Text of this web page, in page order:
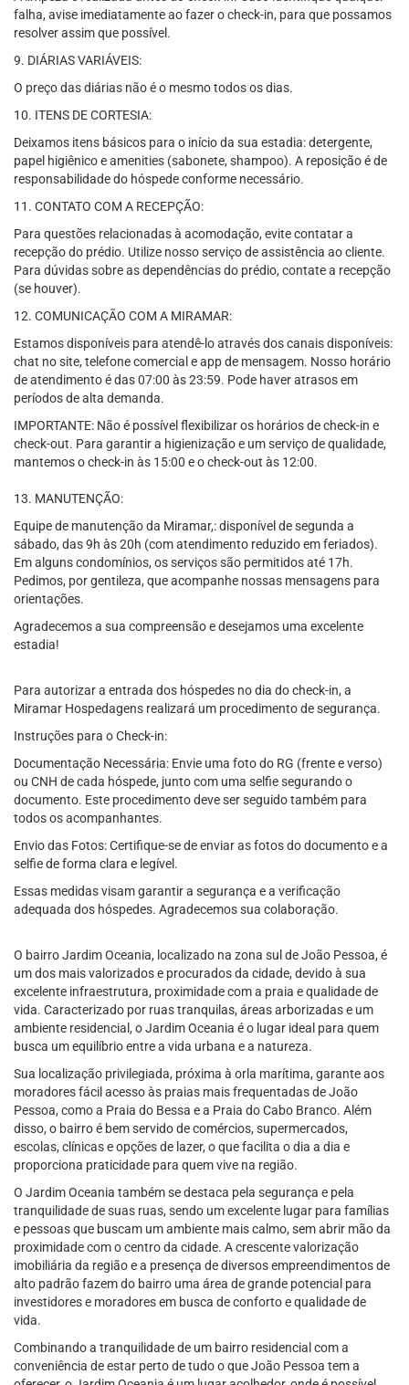
falha, avise imediatamente ao fazer o check-in, para que possamos
resolver assim que possível.
9. DIÁRIAS VARIÁVEIS:
O preço das diárias não é o mesmo todos os dias.
10. ITENS DE CORTESIA:
Deixamos itens básicos para o início da sua estadia: detergente,
papel higiênico e amenities (sabonete, shampoo). A reposição é de
responsabilidade do hóspede conforme necessário.
11. CONTATO COM A RECEPÇÃO:
Para questões relacionadas à acomodação, evite contatar a
recepção do prédio. Utilize nosso serviço de assistência ao cliente.
Para dúvidas sobre as dependências do prédio, contate a recepção
(se houver).
12. COMUNICAÇÃO COM A MIRAMAR:
Estamos disponíveis para atendê-lo através dos canais disponíveis:
chat no site, telefone comercial e app de mensagem. Nosso horário
de atendimento é das 07:00 às 23:59. Pode haver atrasos em
períodos de alta demanda.
IMPORTANTE: Não é possível flexibilizar os horários de check-in e
check-out. Para garantir a higienização e um serviço de qualidade,
mantemos o check-in às 15:00 e o check-out às 12:00.
13. MANUTENÇÃO:
Equipe de manutenção da Miramar,: disponível de segunda a
sábado, das 9h às 20h (com atendimento reduzido em feriados).
Em alguns condomínios, os serviços são permitidos até 17h.
Pedimos, por gentileza, que acompanhe nossas mensagens para
orientações.
Agradecemos a sua compreensão e desejamos uma excelente
estadia!
Para autorizar a entrada dos hóspedes no dia do check-in, a
Miramar Hospedagens realizará um procedimento de segurança.
Instruções para o Check-in:
Documentação Necessária: Envie uma foto do RG (frente e verso)
ou CNH de cada hóspede, junto com uma selfie segurando o
documento. Este procedimento deve ser seguido também para
todos os acompanhantes.
Envio das Fotos: Certifique-se de enviar as fotos do documento e a
selfie de forma clara e legível.
Essas medidas visam garantir a segurança e a verificação
adequada dos hóspedes. Agradecemos sua colaboração.
O bairro Jardim Oceania, localizado na zona sul de João Pessoa, é
um dos mais valorizados e procurados da cidade, devido à sua
excelente infraestrutura, proximidade com a praia e qualidade de
vida. Caracterizado por ruas tranquilas, áreas arborizadas e um
ambiente residencial, o Jardim Oceania é o lugar ideal para quem
busca um equilíbrio entre a vida urbana e a natureza.
Sua localização privilegiada, próxima à orla marítima, garante aos
moradores fácil acesso às praias mais frequentadas de João
Pessoa, como a Praia do Bessa e a Praia do Cabo Branco. Além
disso, o bairro é bem servido de comércios, supermercados,
escolas, clínicas e opções de lazer, o que facilita o dia a dia e
proporciona praticidade para quem vive na região.
O Jardim Oceania também se destaca pela segurança e pela
tranquilidade de suas ruas, sendo um excelente lugar para famílias
e pessoas que buscam um ambiente mais calmo, sem abrir mão da
proximidade com o centro da cidade. A crescente valorização
imobiliária da região e a presença de diversos empreendimentos de
alto padrão fazem do bairro uma área de grande potencial para
investidores e moradores em busca de conforto e qualidade de
vida.
Combinando a tranquilidade de um bairro residencial com a
conveniência de estar perto de tudo o que João Pessoa tem a